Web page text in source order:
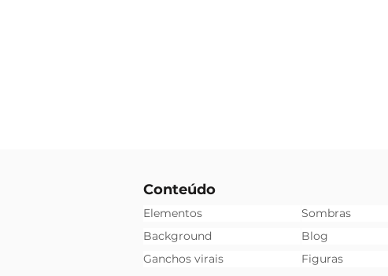
Conteúdo
Elementos
Background
Ganchos virais
Sombras
Blog
Figuras